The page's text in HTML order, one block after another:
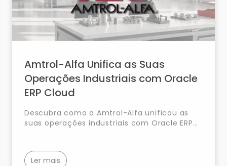
Amtrol-Alfa Unifica as Suas
Operações Industriais com Oracle
ERP Cloud
Descubra como a Amtrol-Alfa unificou as
suas operações industriais com Oracle ERP
abastecimento numa única plataforma para
reforçar a eficiência e o controlo
Ler mais